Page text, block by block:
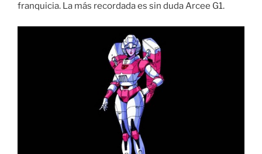
franquicia. La más recordada es sin duda Arcee G1.